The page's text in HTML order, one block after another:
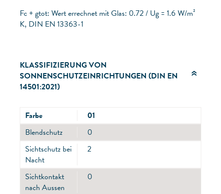
Fc + gtot: Wert errechnet mit Glas: 0.72 / Ug = 1.6 W/m²
K, DIN EN 13363-1
KLASSIFIZIERUNG VON
SONNENSCHUTZEINRICHTUNGEN (DIN EN
14501:2021)
Farbe
01
Blendschutz
0
Sichtschutz bei
Nacht
2
Sichtkontakt
nach Aussen
0